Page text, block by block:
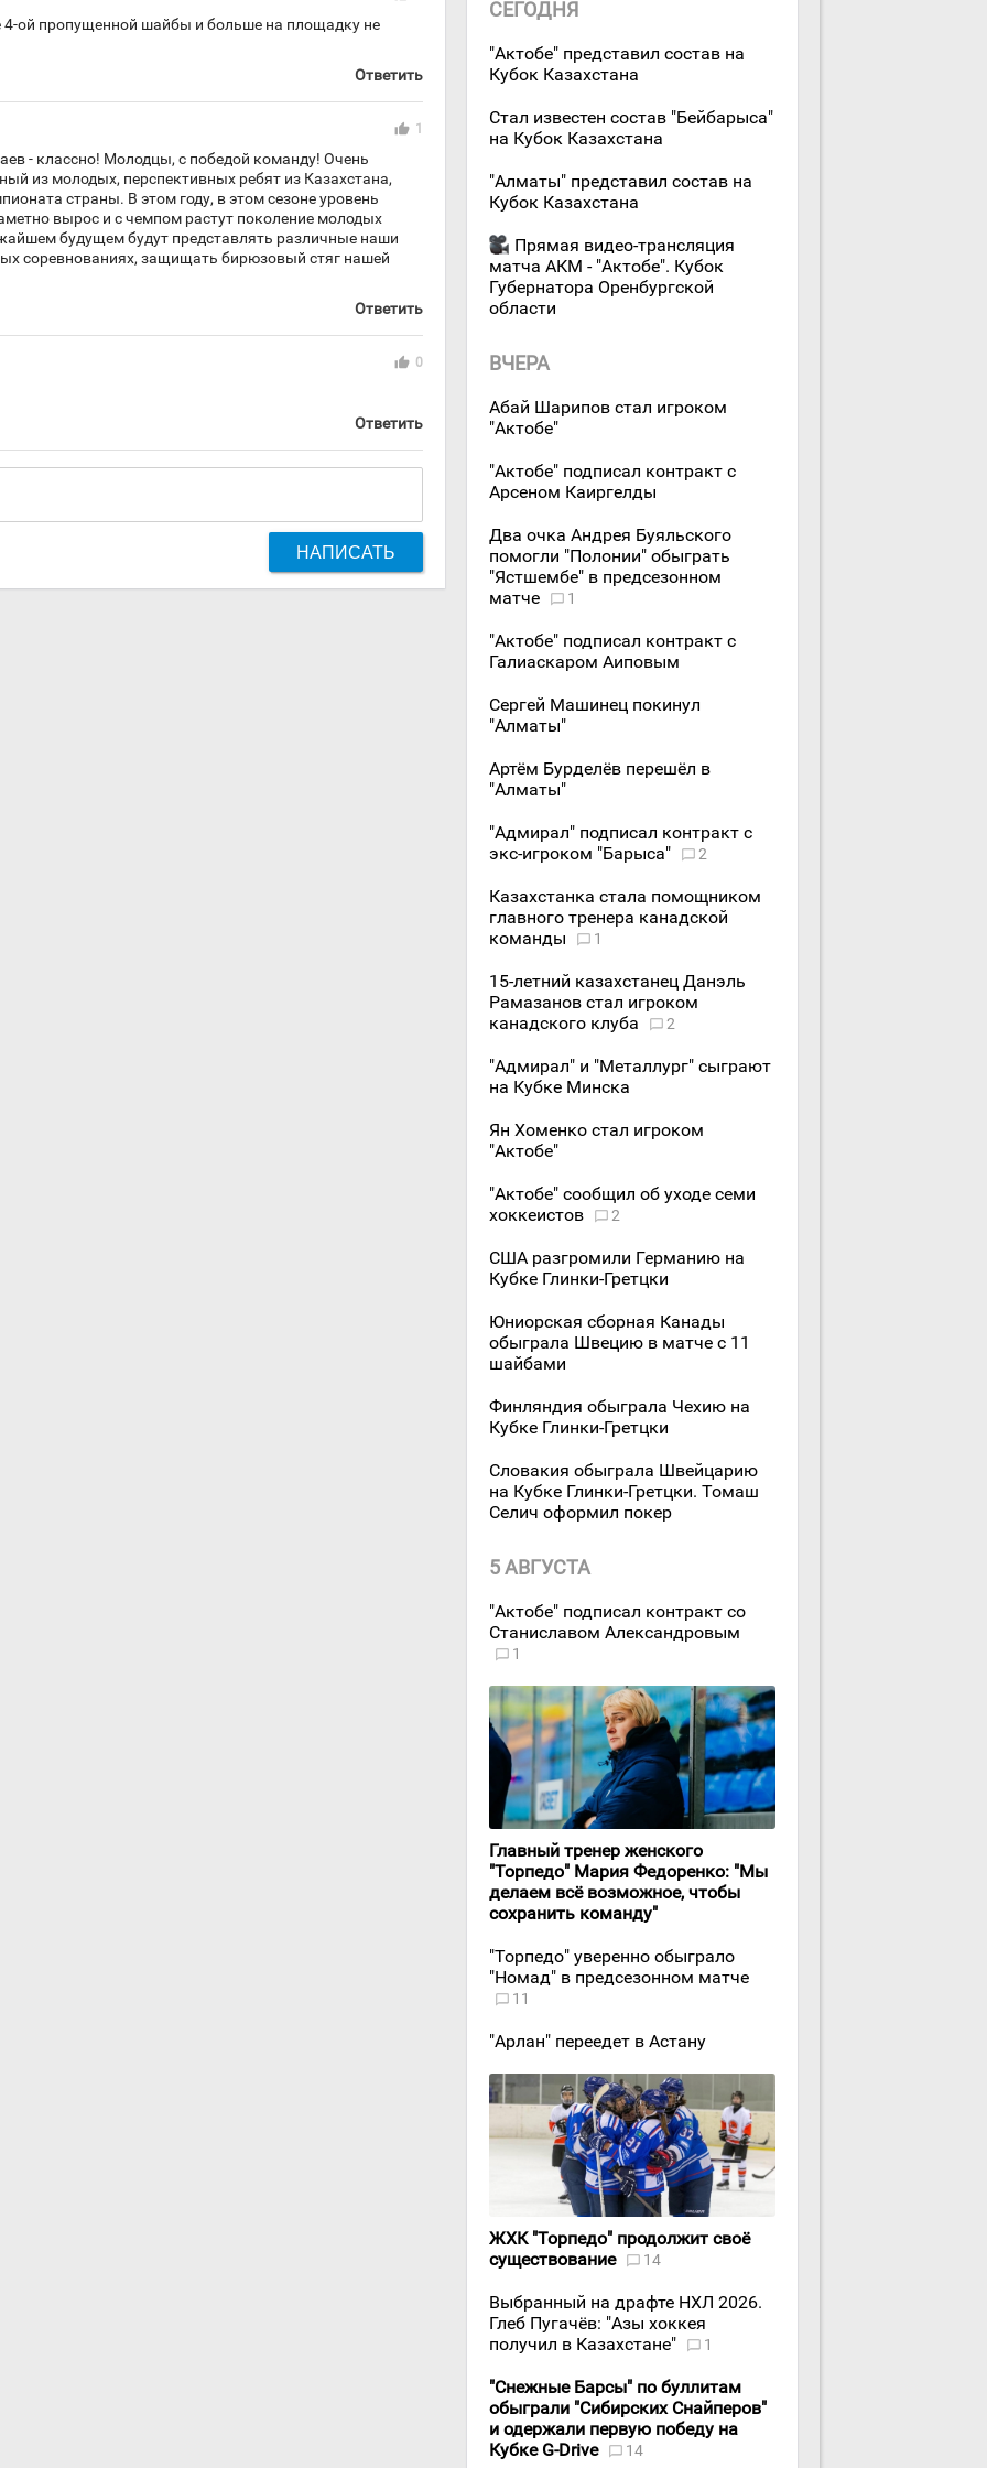
4-ой пропущенной шайбы и больше на площадку не
Ответить
thumb_up 1
- классно! Молодцы, с победой команду! Очень
из молодых, перспективных ребят из Казахстана,
страны. В этом году, в этом сезоне уровень
вырос и с чемпом растут поколение молодых
будущем будут представлять различные наши
соревнованиях, защищать бирюзовый стяг нашей
Ответить
thumb_up 0
Ответить
НАПИСАТЬ
СЕГОДНЯ
"Актобе" представил состав на
Кубок Казахстана
Стал известен состав "Бейбарыса"
на Кубок Казахстана
"Алматы" представил состав на
Кубок Казахстана
Прямая видео-трансляция
матча АКМ - "Актобе". Кубок
Губернатора Оренбургской
области
ВЧЕРА
Абай Шарипов стал игроком
"Актобе"
"Актобе" подписал контракт с
Арсеном Каиргелды
Два очка Андрея Буяльского
помогли "Полонии" обыграть
"Ястшембе" в предсезонном
матче
1
"Актобе" подписал контракт с
Галиаскаром Аиповым
Сергей Машинец покинул
"Алматы"
Артём Бурделёв перешёл в
"Алматы"
"Адмирал" подписал контракт с
экс-игроком "Барыса"
2
Казахстанка стала помощником
главного тренера канадской
команды
1
15-летний казахстанец Данэль
Рамазанов стал игроком
канадского клуба
2
"Адмирал" и "Металлург" сыграют
на Кубке Минска
Ян Хоменко стал игроком
"Актобе"
"Актобе" сообщил об уходе семи
хоккеистов
2
США разгромили Германию на
Кубке Глинки-Гретцки
Юниорская сборная Канады
обыграла Швецию в матче с 11
шайбами
Финляндия обыграла Чехию на
Кубке Глинки-Гретцки
Словакия обыграла Швейцарию
на Кубке Глинки-Гретцки. Томаш
Селич оформил покер
5 АВГУСТА
"Актобе" подписал контракт со
Станиславом Александровым
1
Главный тренер женского
"Торпедо" Мария Федоренко: "Мы
делаем всё возможное, чтобы
сохранить команду"
"Торпедо" уверенно обыграло
"Номад" в предсезонном матче
11
"Арлан" переедет в Астану
ЖХК "Торпедо" продолжит своё
существование
14
Выбранный на драфте НХЛ 2026.
Глеб Пугачёв: "Азы хоккея
получил в Казахстане"
1
"Снежные Барсы" по буллитам
обыграли "Сибирских Снайперов"
и одержали первую победу на
Кубке G-Drive
14